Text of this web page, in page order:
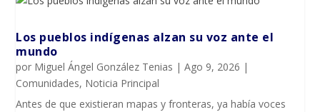
Los pueblos indígenas alzan su voz ante el
mundo
por Miguel Ángel González Tenias |Ago 9, 2026 |
Comunidades, Noticia Principal
Antes de que existieran mapas y fronteras, ya había voces